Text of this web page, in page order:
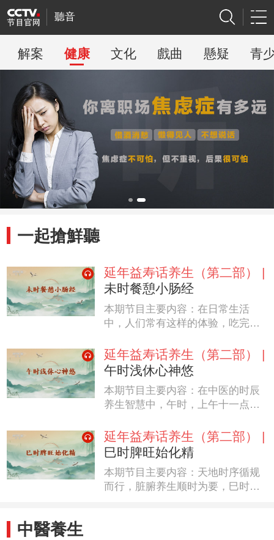
聽音
解案 健康 文化 戲曲 懸疑 青
一起搶鮮聽
延年益寿话养生（第二部） |
未时餐憩小肠经
本期节目主要内容：在日常生活
中，人们常有这样的体验，吃完午
皮打架、头脑发沉，此时，如果进
行短暂的午休，就能够有效缓解身
体的疲劳感，让大脑得到休整，以
更饱满的状态投入后续活动。不
过，在午休的同时，人体的“营养吸
入全力工作的状态，它就是小肠。
（《百家讲坛》 20260330 延年益
肠经）
延年益寿话养生（第二部） |
午时浅休心神悠
本期节目主要内容：在中医的时辰
养生智慧中，午时，上午十一点至
节点。此时，阳气升至顶点，阴气
悄然滋生，天地间正经历着阴阳转
换的关键时刻，而人体之内心脏正
处在气血最为旺盛的“当令”之时，
主宰着全身的生命活动。我们的身
延年益寿话养生（第二部） |
巳时脾旺始化精
本期节目主要内容：天地时序循规
而行，脏腑养生顺时为要，巳时阳
中醫養生